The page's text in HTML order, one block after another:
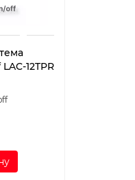
12TPR